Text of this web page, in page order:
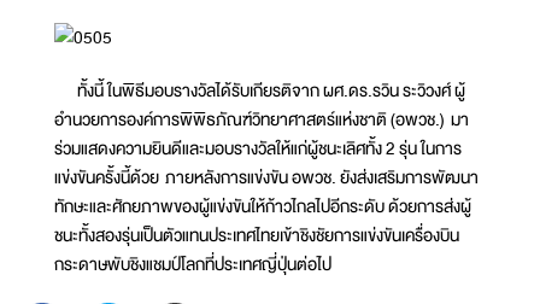
ทั้งนี้ ในพิธีมอบรางวัลได้รับเกียรติจาก ผศ.ดร.รวิน ระวิวงศ์ ผู้
อำนวยการองค์การพิพิธภัณฑ์วิทยาศาสตร์แห่งชาติ (อพวช.) มา
ร่วมแสดงความยินดีและมอบรางวัลให้แก่ผู้ชนะเลิศทั้ง 2 รุ่น ในการ
แข่งขันครั้งนี้ด้วย ภายหลังการแข่งขัน อพวช. ยังส่งเสริมการพัฒนา
ทักษะและศักยภาพของผู้แข่งขันให้ก้าวไกลไปอีกระดับ ด้วยการส่งผู้
ชนะทั้งสองรุ่นเป็นตัวแทนประเทศไทยเข้าชิงชัยการแข่งขันเครื่องบิน
กระดาษพับชิงแชมป์โลกที่ประเทศญี่ปุ่นต่อไป